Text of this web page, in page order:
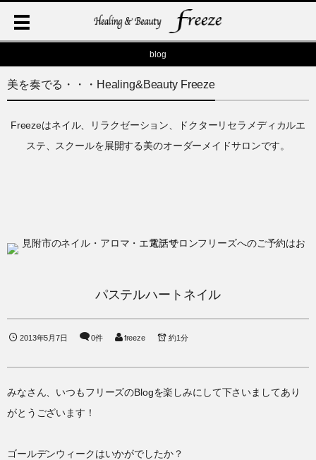
blog
美を奏でる・・・Healing&Beauty Freeze
Freezeはネイル、リラクゼーション、ドクターリセラメディカルエ
ステ、スクールを展開する美のオーダーメイドサロンです。
パステルハートネイル
2013年5月7日 0件 freeze 約1分
みなさん、いつもフリーズのBlogを楽しみにして下さいましてあり
がとうございます！
ゴールデンウィークはいかがでしたか？